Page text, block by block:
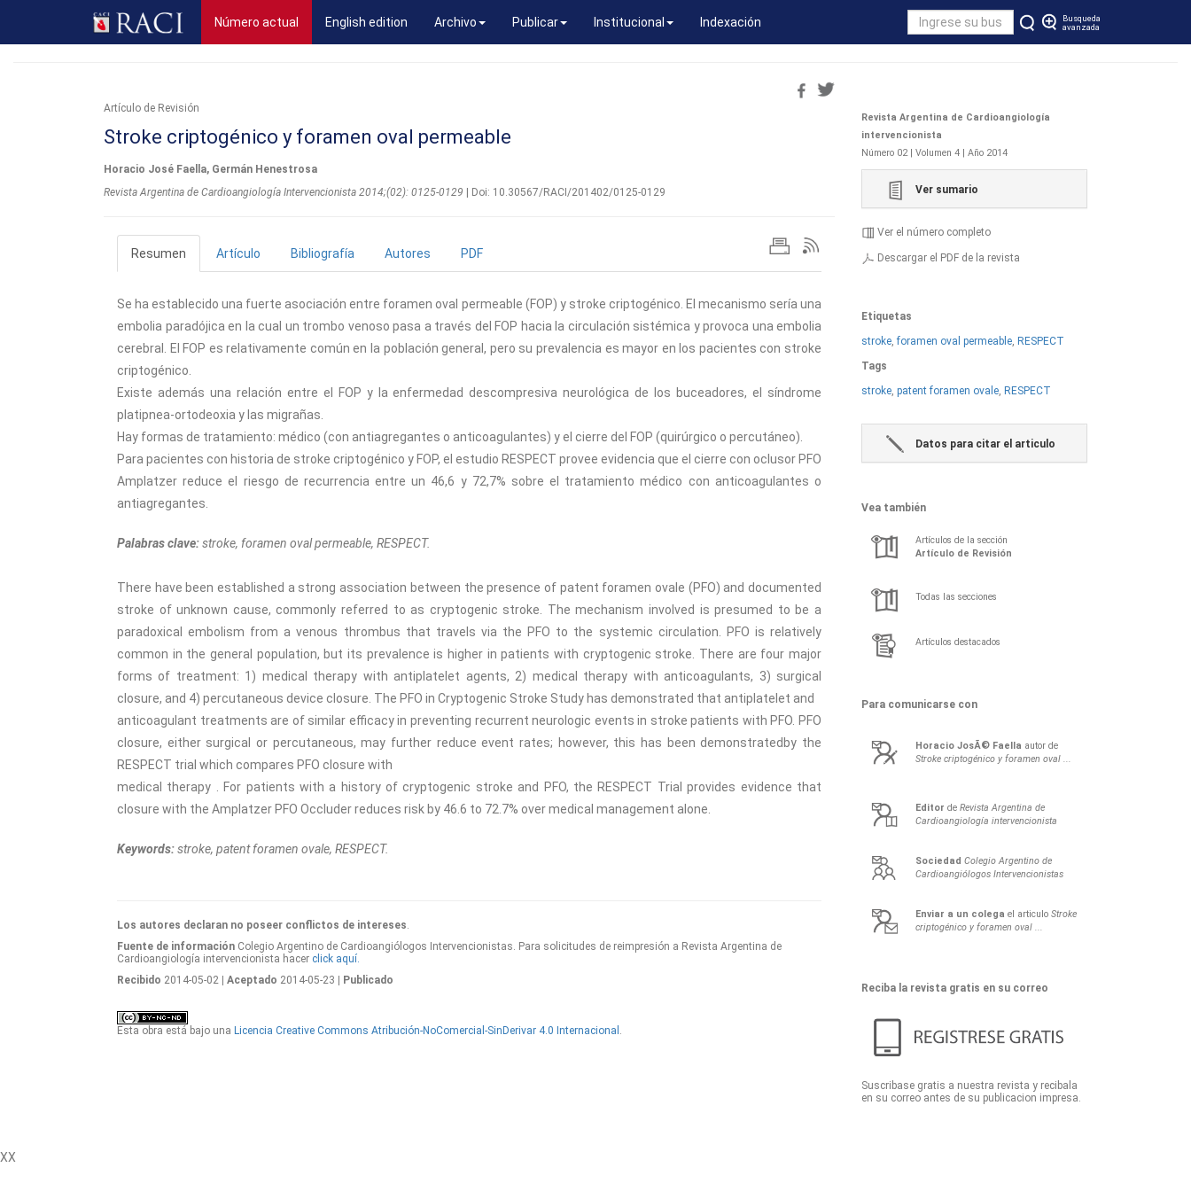
Número actual (current)English edition Archivo Publicar Institucional Indexación
Busqueda
avanzada
Artículo de Revisión
Stroke criptogénico y foramen oval permeable
Horacio José Faella, Germán Henestrosa
Revista Argentina de Cardioangiologí­a Intervencionista 2014;(02): 0125-0129 | Doi: 10.30567/RACI/201402/0125-0129
Resumen Artículo Bibliografía Autores PDF
Se ha establecido una fuerte asociación entre foramen oval permeable (FOP) y stroke criptogénico. El mecanismo sería una
embolia paradójica en la cual un trombo venoso pasa a través del FOP hacia la circulación sistémica y provoca una embolia
cerebral. El FOP es relativamente común en la población general, pero su prevalencia es mayor en los pacientes con stroke
criptogénico.
Existe además una relación entre el FOP y la enfermedad descompresiva neurológica de los buceadores, el síndrome
platipnea-ortodeoxia y las migrañas.
Hay formas de tratamiento: médico (con antiagregantes o anticoagulantes) y el cierre del FOP (quirúrgico o percutáneo).
Para pacientes con historia de stroke criptogénico y FOP, el estudio RESPECT provee evidencia que el cierre con oclusor PFO
Amplatzer reduce el riesgo de recurrencia entre un 46,6 y 72,7% sobre el tratamiento médico con anticoagulantes o
antiagregantes.
Palabras clave:stroke, foramen oval permeable, RESPECT.
There have been established a strong association between the presence of patent foramen ovale (PFO) and documented
stroke of unknown cause, commonly referred to as cryptogenic stroke. The mechanism involved is presumed to be a
paradoxical embolism from a venous thrombus that travels via the PFO to the systemic circulation. PFO is relatively
common in the general population, but its prevalence is higher in patients with cryptogenic stroke. There are four major
forms of treatment: 1) medical therapy with antiplatelet agents, 2) medical therapy with anticoagulants, 3) surgical
closure, and 4) percutaneous device closure. The PFO in Cryptogenic Stroke Study has demonstrated that antiplatelet and
anticoagulant treatments are of similar efficacy in preventing recurrent neurologic events in stroke patients with PFO. PFO
closure, either surgical or percutaneous, may further reduce event rates; however, this has been demonstratedby the
RESPECT trial which compares PFO closure with
medical therapy . For patients with a history of cryptogenic stroke and PFO, the RESPECT Trial provides evidence that
closure with the Amplatzer PFO Occluder reduces risk by 46.6 to 72.7% over medical management alone.
Keywords:stroke, patent foramen ovale, RESPECT.
Los autores declaran no poseer conflictos de intereses.
Fuente de información Colegio Argentino de Cardioangiólogos Intervencionistas. Para solicitudes de reimpresión a Revista Argentina de
Cardioangiología intervencionista hacer click aquí.
Recibido 2014-05-02 | Aceptado 2014-05-23 | Publicado
Esta obra está bajo una Licencia Creative Commons Atribución-NoComercial-SinDerivar 4.0 Internacional .
Revista Argentina de Cardioangiología
intervencionista
Número 02 | Volumen 4 | Año 2014
Ver sumario
Ver el número completo
Descargar el PDF de la revista
Etiquetas
stroke,foramen oval permeable, RESPECT
Tags
stroke, patent foramen ovale, RESPECT
Datos para citar el articulo
Vea también
Artículos de la sección
Artículo de Revisión
Todas las secciones
Artículos destacados
Para comunicarse con
Horacio JosÃ© Faella autor de
Stroke criptogénico y foramen oval ...
Editor de Revista Argentina de
Cardioangiología intervencionista
Sociedad Colegio Argentino de
Cardioangiólogos Intervencionistas
Enviar a un colega el articulo Stroke
criptogénico y foramen oval ...
Reciba la revista gratis en su correo
Suscribase gratis a nuestra revista y recibala
en su correo antes de su publicacion impresa.
XX